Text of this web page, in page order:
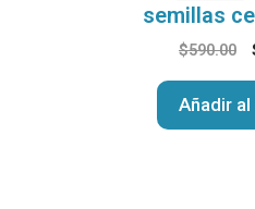
semillas
$590.00
Añadir